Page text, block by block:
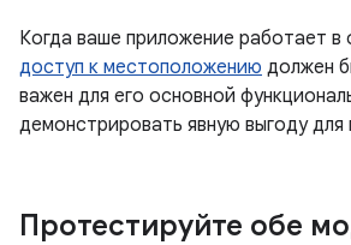
Когда ваше приложение работает
доступ к местоположению должен
важен для его основной
демонстрировать явную выгоду для
Протестируйте обе